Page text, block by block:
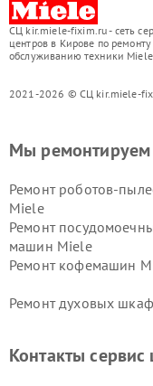
СЦ kir.miele-fixim.ru - сеть
центров в Кирове по ремонту
обслуживанию техники Miele
2021-2026 © СЦ kir.miele-
Мы ремонтируем
Ремонт роботов-
Miele
Ремонт
машин Miele
Ремонт кофемашин
Ремонт духовых
Miele
Контакты сервис